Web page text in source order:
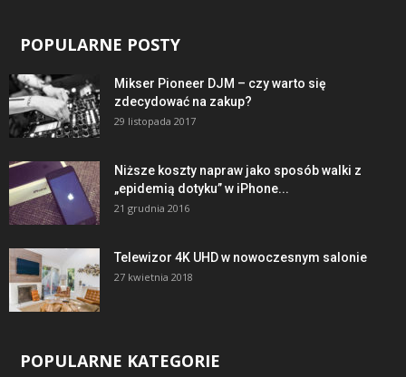
POPULARNE POSTY
Mikser Pioneer DJM – czy warto się
zdecydować na zakup?
29 listopada 2017
Niższe koszty napraw jako sposób walki z
„epidemią dotyku” w iPhone...
21 grudnia 2016
Telewizor 4K UHD w nowoczesnym salonie
27 kwietnia 2018
POPULARNE KATEGORIE